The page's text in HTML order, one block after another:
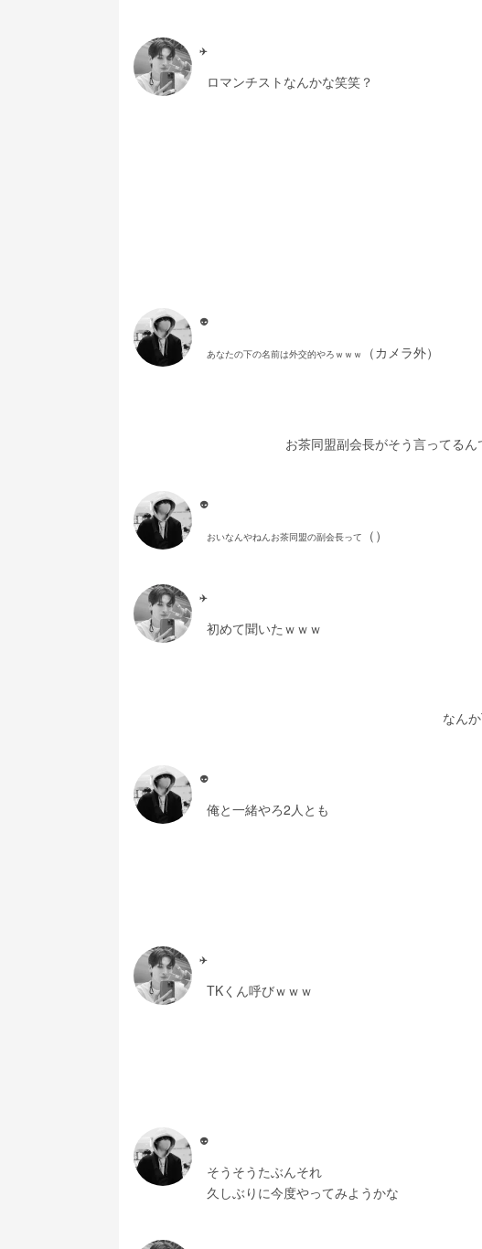
✈️
ロマンチストなんかな笑笑？
👽
あなたの下の名前は外交的やろｗｗｗ （カメラ外）
お茶同盟副会長がそう言ってるん
👽
おいなんやねんお茶同盟の副会長って （）
✈️
初めて聞いたｗｗｗ
なん
👽
俺と一緒やろ2人とも
✈️
TKくん呼びｗｗｗ
👽
そうそうたぶんそれ
久しぶりに今度やってみようかな